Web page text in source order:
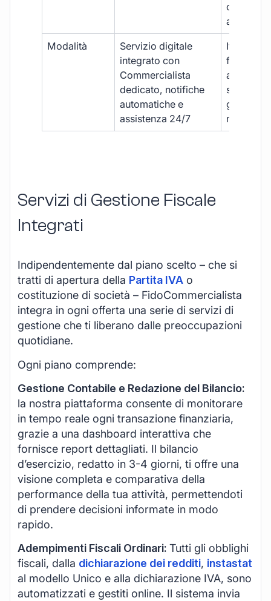
ogni
Modalità
Servizio digitale
integrato con
Commercialista
dedicato, notifiche
automatiche e
assistenza 24/7
Iter
studio e
gestione
manuale
Servizi di Gestione Fiscale
Integrati
Indipendentemente dal piano scelto – che si
tratti di apertura della Partita IVA o
costituzione di società – FidoCommercialista
integra in ogni offerta una serie di servizi di
gestione che ti liberano dalle preoccupazioni
quotidiane.
Ogni piano comprende:
Gestione Contabile e Redazione del Bilancio:
la nostra piattaforma consente di monitorare
in tempo reale ogni transazione finanziaria,
grazie a una dashboard interattiva che
fornisce report dettagliati. Il bilancio
d’esercizio, redatto in 3-4 giorni, ti offre una
visione completa e comparativa della
performance della tua attività, permettendoti
di prendere decisioni informate in modo
rapido.
Adempimenti Fiscali Ordinari: Tutti gli obblighi
fiscali, dalla dichiarazione dei redditi, instastat
al modello Unico e alla dichiarazione IVA, sono
automatizzati e gestiti online. Il sistema invia